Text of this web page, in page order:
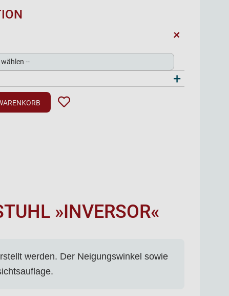
+
+
»INVERSOR«
werden. Der Neigungswinkel sowie